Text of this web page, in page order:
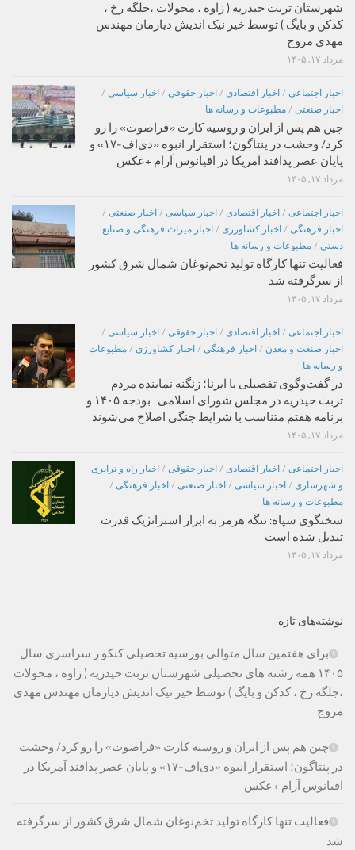
شهرستان تربت حیدریه ( زاوه ، محولات ،جلگه رخ ،
کدکن و بایگ ) توسط خیر نیک اندیش دیارمان مهندس
مهدی مروج
مرداد ۱۷, ۱۴۰۵
اخبار اجتماعی / اخبار اقتصادی / اخبار حقوقی / اخبار سیاسی /
اخبار صنعتی / مطبوعات و رسانه ها
چین هم پس از ایران و روسیه کارت «فراصوت» را رو
کرد/ وحشت در پنتاگون؛ استقرار انبوه «دی‌اف‑۱۷» و
پایان عصر پدافند آمریکا در اقیانوس آرام +عکس
مرداد ۱۷, ۱۴۰۵
اخبار اجتماعی / اخبار اقتصادی / اخبار سیاسی / اخبار صنعتی /
اخبار فرهنگی / اخبار کشاورزی / اخبار میراث فرهنگی و صنایع
دستی / مطبوعات و رسانه ها
فعالیت تنها کارگاه تولید تخم‌نوغان شمال شرق کشور
از سرگرفته شد
مرداد ۱۷, ۱۴۰۵
اخبار اجتماعی / اخبار اقتصادی / اخبار حقوقی / اخبار سیاسی /
اخبار صنعت و معدن / اخبار فرهنگی / اخبار کشاورزی / مطبوعات
و رسانه ها
در گفت‌وگوی تفصیلی با ایرنا؛ زنگنه نماینده مردم
تربت حیدریه در مجلس شورای اسلامی : بودجه ۱۴۰۵ و
برنامه هفتم متناسب با شرایط جنگی اصلاح می‌شوند
مرداد ۱۷, ۱۴۰۵
اخبار اجتماعی / اخبار اقتصادی / اخبار حقوقی / اخبار راه و ترابری
و شهرسازی / اخبار سیاسی / اخبار صنعتی / اخبار فرهنگی /
مطبوعات و رسانه ها
سخنگوی سپاه: تنگه هرمز به ابزار استراتژیک قدرت
تبدیل شده است
مرداد ۱۷, ۱۴۰۵
نوشته‌های تازه
برای هفتمین سال متوالی بورسیه تحصیلی کنکو ر سراسری سال
۱۴۰۵ همه رشته های تحصیلی شهرستان تربت حیدریه ( زاوه ، محولات
،جلگه رخ ، کدکن و بایگ ) توسط خیر نیک اندیش دیارمان مهندس مهدی
مروج
چین هم پس از ایران و روسیه کارت «فراصوت» را رو کرد/ وحشت
در پنتاگون؛ استقرار انبوه «دی‌اف‑۱۷» و پایان عصر پدافند آمریکا در
اقیانوس آرام +عکس
فعالیت تنها کارگاه تولید تخم‌نوغان شمال شرق کشور از سرگرفته
شد